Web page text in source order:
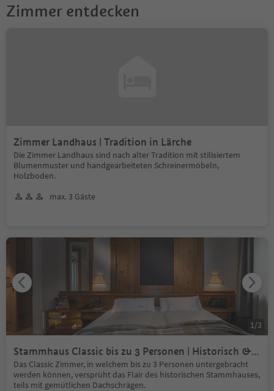
Zimmer entdecken
Zimmer Landhaus | Tradition in Lärche
Die Zimmer Landhaus sind nach alter Tradition mit stilisiertem
Blumenmuster und handgearbeiteten Schreinermöbeln,
Holzboden.
max. 3 Gäste
Stammhaus Classic bis zu 3 Personen | Historisch &
charmant
​Das Classic Zimmer, in welchem bis zu 3 Personen untergebracht
werden können, versprüht das Flair des historischen Stammhauses,
teils mit gemütlichen Dachschrägen.
1 /3